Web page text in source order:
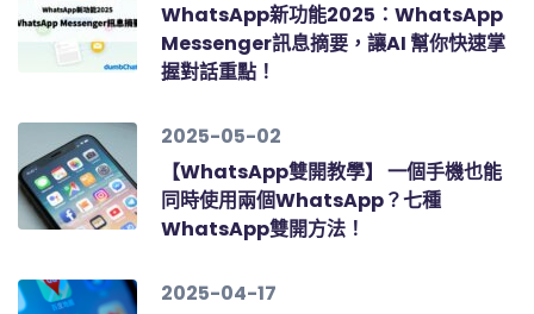
WhatsApp新功能2025：WhatsApp
Messenger訊息摘要，讓AI 幫你快速掌
握對話重點！
2025-05-02
【WhatsApp雙開教學】 一個手機也能
同時使用兩個WhatsApp？七種
WhatsApp雙開方法！
2025-04-17